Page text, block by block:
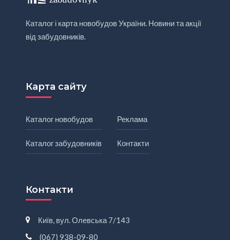
Каталог і карта новобудов України. Новини та акції
від забудовників.
Карта сайту
Каталог новобудов
Каталог забудовників
Реклама
Контакти
Контакти
Київ, вул. Олевська 7/143
(067) 938-09-80